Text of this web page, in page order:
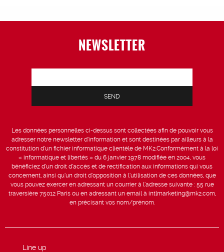
NEWSLETTER
Les données personnelles ci-dessus sont collectées afin de pouvoir vous
adresser notre newsletter d’information et sont destinées par ailleurs à la
constitution d’un fichier informatique clientèle de MK2.Conformément à la loi
« informatique et libertés » du 6 janvier 1978 modifiée en 2004, vous
bénéficiez d’un droit d’accès et de rectification aux informations qui vous
concernent, ainsi qu’un droit d’opposition à l’utilisation de ces données, que
vous pouvez exercer en adressant un courrier à l’adresse suivante : 55 rue
traversière 75012 Paris ou en adressant un email à intlmarketing@mk2.com,
en précisant vos nom/prénom.
Line up